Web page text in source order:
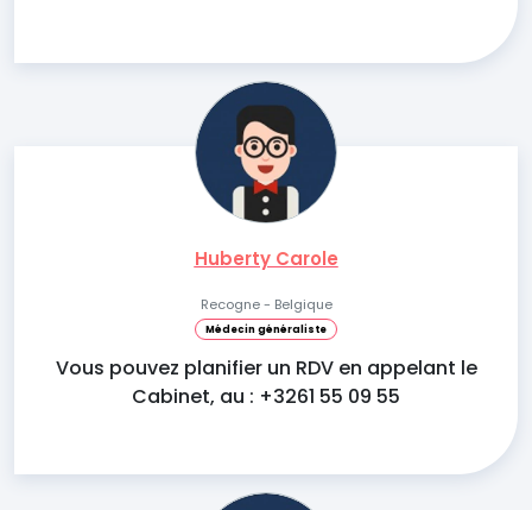
Huberty Carole
Recogne - Belgique
Médecin généraliste
Vous pouvez planifier un RDV en appelant le
Cabinet, au : +3261 55 09 55